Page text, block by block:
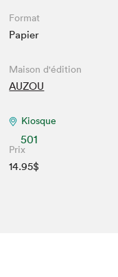
Format
Papier
Maison d'édition
AUZOU
Kiosque
501
Prix
14.95$